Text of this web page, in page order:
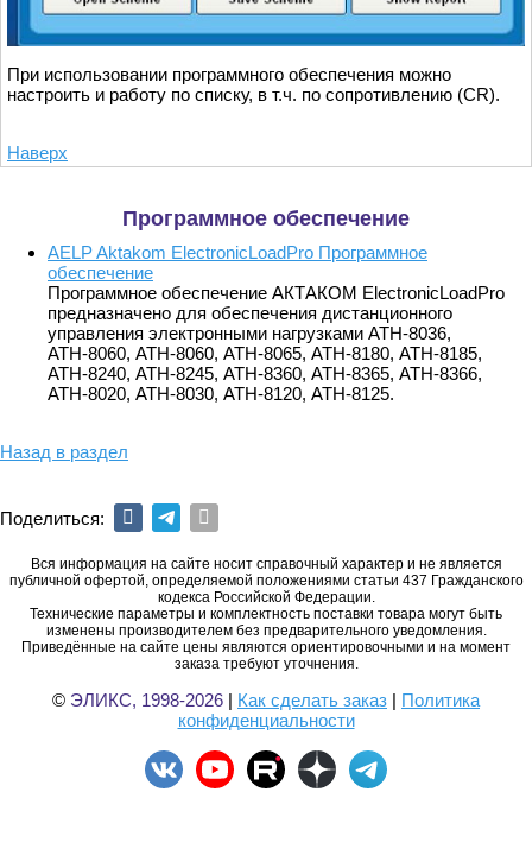
При использовании программного обеспечения можно
настроить и работу по списку, в т.ч. по сопротивлению (CR).
Наверх
Программное обеспечение
AELP Aktakom ElectronicLoadPro Программное
обеспечение
Программное обеспечение АКТАКОМ ElectronicLoadPro
предназначено для обеспечения дистанционного
управления электронными нагрузками АТН-8036,
АТН-8060, АТН-8060, АТН-8065, АТН-8180, АТН-8185,
АТН-8240, АТН-8245, АТН-8360, АТН-8365, АТН-8366,
АТН-8020, АТН-8030, АТН-8120, АТН-8125.
Назад в раздел
Поделиться:
Вся информация на сайте носит справочный характер и не является
публичной офертой, определяемой положениями статьи 437 Гражданского
кодекса Российской Федерации.
Технические параметры и комплектность поставки товара могут быть
изменены производителем без предварительного уведомления.
Приведённые на сайте цены являются ориентировочными и на момент
заказа требуют уточнения.
© ЭЛИКС, 1998-2026 | Как сделать заказ | Политика
конфиденциальности